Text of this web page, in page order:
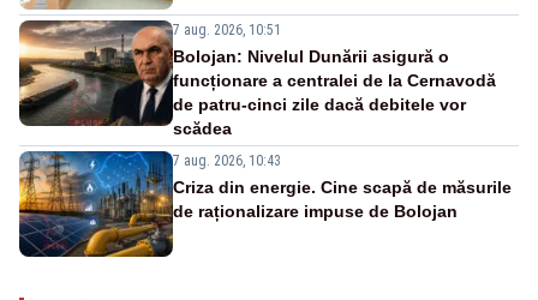
7 aug. 2026, 10:51
Bolojan: Nivelul Dunării asigură o
funcționare a centralei de la Cernavodă
de patru-cinci zile dacă debitele vor
scădea
7 aug. 2026, 10:43
Criza din energie. Cine scapă de măsurile
de raționalizare impuse de Bolojan